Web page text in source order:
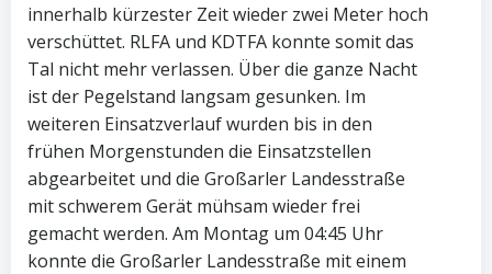
innerhalb kürzester Zeit wieder zwei Meter hoch
verschüttet. RLFA und KDTFA konnte somit das
Tal nicht mehr verlassen. Über die ganze Nacht
ist der Pegelstand langsam gesunken. Im
weiteren Einsatzverlauf wurden bis in den
frühen Morgenstunden die Einsatzstellen
abgearbeitet und die Großarler Landesstraße
mit schwerem Gerät mühsam wieder frei
gemacht werden. Am Montag um 04:45 Uhr
konnte die Großarler Landesstraße mit einem